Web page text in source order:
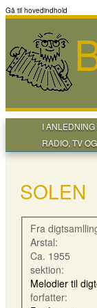
Gå til hovedindhold
I ANLEDNING
RADIO, TV
SOLEN
Fra
Arstal:
Ca. 1955
sektion:
Melodier til
forfatter: